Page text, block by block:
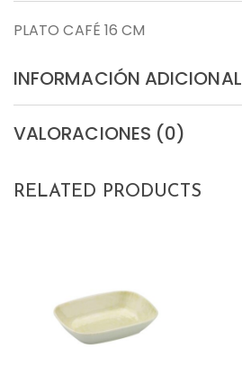
PLATO CAFÉ 16 CM
INFORMACIÓN ADICIONAL
VALORACIONES (0)
RELATED PRODUCTS